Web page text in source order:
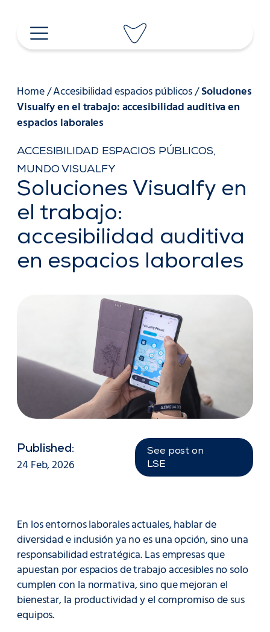
content
Home/Accesibilidad espacios públicos/Soluciones
Visualfy en el trabajo: accesibilidad auditiva en
espacios laborales
ACCESIBILIDAD ESPACIOS PÚBLICOS,
MUNDO VISUALFY
Soluciones Visualfy en
el trabajo:
accesibilidad auditiva
en espacios laborales
Published:
24 Feb, 2026
See post on
LSE
En los entornos laborales actuales, hablar de
diversidad e inclusión ya no es una opción, sino una
responsabilidad estratégica. Las empresas que
apuestan por espacios de trabajo accesibles no solo
cumplen con la normativa, sino que mejoran el
bienestar, la productividad y el compromiso de sus
equipos.